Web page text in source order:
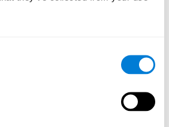
المعرفي، يمكن دماغنا نقل هذا التحسّن
المعالجات المعرفية، مثل الرياضة، والعمل،
يعمل علماء ومطوّرو كوجنيفيت في تحسّن
قدراتنا المعرفية المتعلّقة بالتنسيق هي:
سهل الإدارة